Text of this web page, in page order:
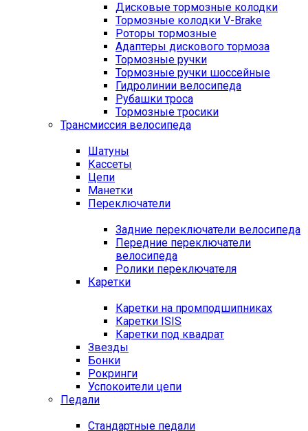
Дисковые тормозные колодки
Тормозные колодки V-Brake
Роторы тормозные
Адаптеры дискового тормоза
Тормозные ручки
Тормозные ручки шоссейные
Гидролинии велосипеда
Рубашки троса
Тормозные тросики
Трансмиссия велосипеда
Шатуны
Кассеты
Цепи
Манетки
Переключатели
Задние переключатели велосипеда
Передние переключатели
велосипеда
Ролики переключателя
Каретки
Каретки на промподшипниках
Каретки ISIS
Каретки под квадрат
Звезды
Бонки
Рокринги
Успокоители цепи
Педали
Стандартные педали